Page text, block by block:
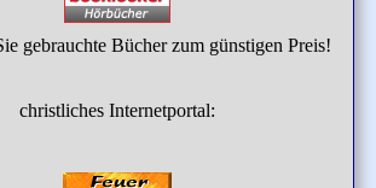
gebrauchte Bücher zum günstigen Preis!
christliches Internetportal: